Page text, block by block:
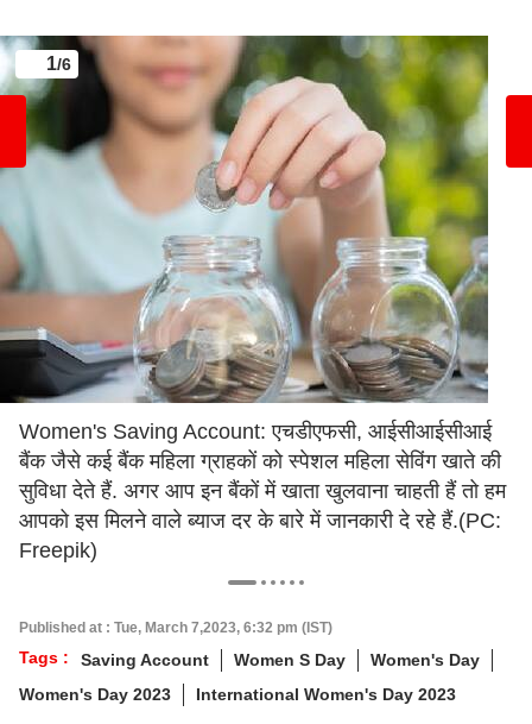
1/6
Women's Saving Account: एचडीएफसी, आईसीआईसीआई
बैंक जैसे कई बैंक महिला ग्राहकों को स्पेशल महिला सेविंग खाते की
सुविधा देते हैं. अगर आप इन बैंकों में खाता खुलवाना चाहती हैं तो हम
आपको इस मिलने वाले ब्याज दर के बारे में जानकारी दे रहे हैं.(PC:
Freepik)
Published at : Tue, March 7,2023, 6:32 pm (IST)
Tags : Saving Account Women S Day
Women's Day
Women's Day 2023
International Women's Day 2023